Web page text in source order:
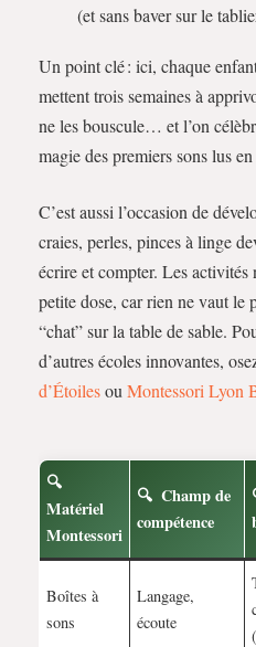
(et sans baver sur le
Un point clé : ici, chaque
mettent trois semaines à
ne les bouscule… et l’on
magie des premiers sons lus
C’est aussi l’occasion de
craies, perles, pinces à linge
écrire et compter. Les
petite dose, car rien ne vaut le
“chat” sur la table de sable.
d’autres écoles innovantes,
d’Étoilesou Montessori Lyon
Matériel
Montessori
Champ de
compétence
Boîtes à
sons
Langage,
écoute